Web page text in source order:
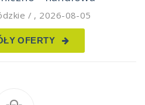
/ , 2026-08-05
OFERTY